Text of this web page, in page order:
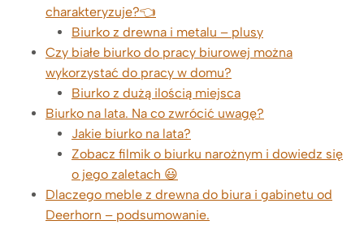
charakteryzuje?👈
Biurko z drewna i metalu – plusy
Czy białe biurko do pracy biurowej można
wykorzystać do pracy w domu?
Biurko z dużą ilością miejsca
Biurko na lata. Na co zwrócić uwagę?
Jakie biurko na lata?
Zobacz filmik o biurku narożnym i dowiedz się
o jego zaletach 😃
Dlaczego meble z drewna do biura i gabinetu od
Deerhorn – podsumowanie.